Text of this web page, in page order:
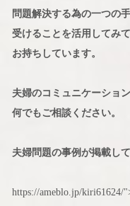
問題解決する為の一つの
受けることを活用してみて
お持ちしています。
夫婦のコミュニケーショ
何でもご相談ください。
夫婦問題の事例が掲載して
https://ameblo.jp/kiri61624/